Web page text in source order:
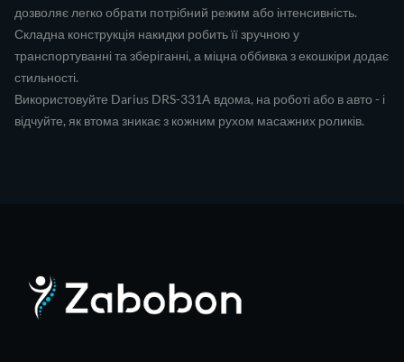
дозволяє легко обрати потрібний режим або інтенсивність.
Складна конструкція накидки робить її зручною у
транспортуванні та зберіганні, а міцна оббивка з екошкіри додає
стильності.
Використовуйте Darius DRS-331A вдома, на роботі або в авто - і
відчуйте, як втома зникає з кожним рухом масажних роликів.